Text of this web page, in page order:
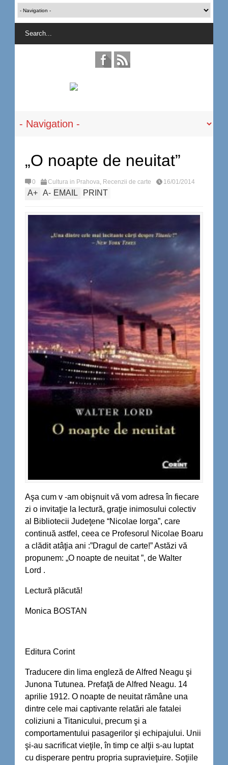
„O noapte de neuitat”
0 Cultura in Prahova, Recenzii de carte 16/01/2014
A+ A- EMAIL PRINT
Aşa cum v -am obişnuit vă vom adresa în fiecare
zi o invitaţie la lectură, graţie inimosului colectiv
al Bibliotecii Judeţene “Nicolae Iorga”, care
continuă astfel, ceea ce Profesorul Nicolae Boaru
a clădit atâţia ani :”Dragul de carte!” Astăzi vă
propunem: „O noapte de neuitat ”, de Walter
Lord .
Lectură plăcută!
Monica BOSTAN
Editura Corint
Traducere din lima engleză de Alfred Neagu şi
Junona Tutunea. Prefaţă de Alfred Neagu. 14
aprilie 1912. O noapte de neuitat rămâne una
dintre cele mai captivante relatări ale fatalei
coliziuni a Titanicului, precum şi a
comportamentului pasagerilor şi echipajului. Unii
şi-au sacrificat vieţile, în timp ce alţii s-au luptat
cu disperare pentru propria supravieţuire. Soţiile